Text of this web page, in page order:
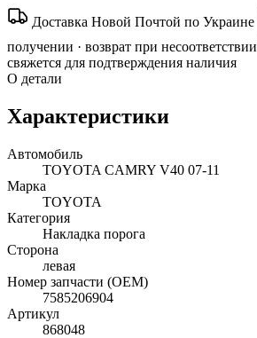
Доставка Новой Почтой по Украине
получении · возврат при несоответствии
свяжется для подтверждения наличия
О детали
Характеристики
Автомобиль
TOYOTA CAMRY V40 07-11
Марка
TOYOTA
Категория
Накладка порога
Сторона
левая
Номер запчасти (OEM)
7585206904
Артикул
868048